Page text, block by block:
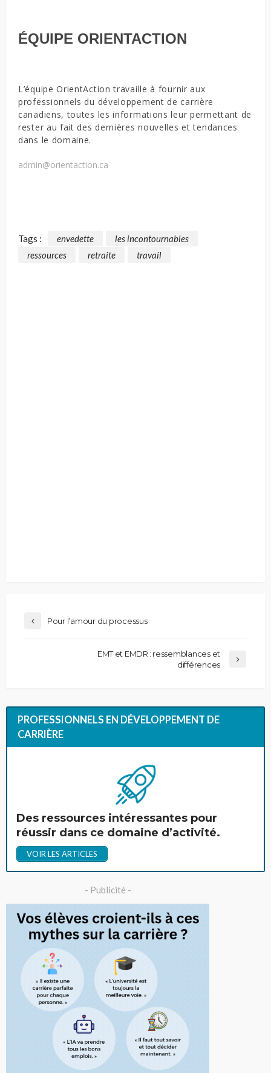
ÉQUIPE ORIENTACTION
L’équipe OrientAction travaille à fournir aux
professionnels du développement de carrière
canadiens, toutes les informations leur permettant de
rester au fait des dernières nouvelles et tendances
dans le domaine.
admin@orientaction.ca
Tags : envedette
les incontournables
ressources
retraite travail
Pour l’amour du processus
EMT et EMDR : ressemblances et
différences
PROFESSIONNELS EN DÉVELOPPEMENT DE
CARRIÈRE
Des ressources intéressantes pour
réussir dans ce domaine d’activité.
VOIR LES ARTICLES
- Publicité -